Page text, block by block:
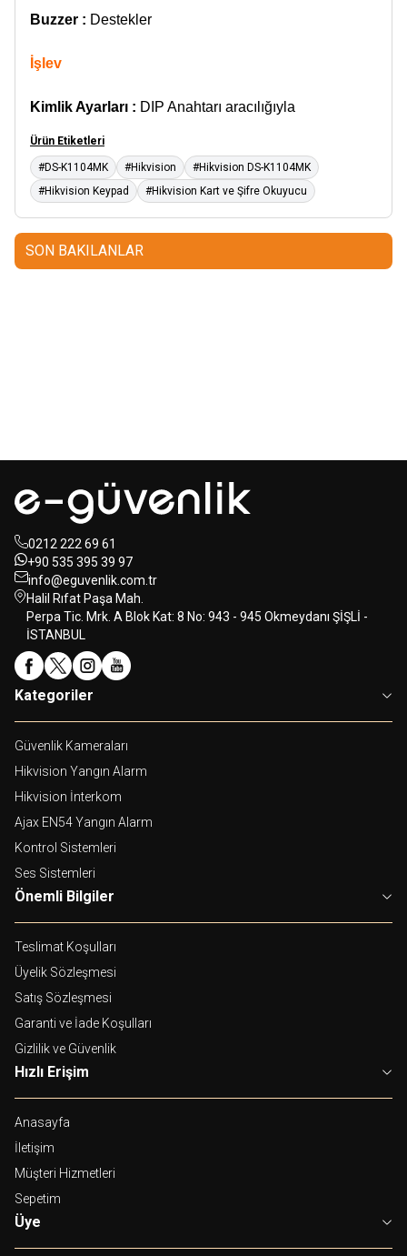
Buzzer : Destekler
İşlev
Kimlik Ayarları : DIP Anahtarı aracılığıyla
Ürün Etiketleri
#DS-K1104MK #Hikvision
#Hikvision DS-K1104MK
#Hikvision Keypad
#Hikvision Kart ve Şifre Okuyucu
SON BAKILANLAR
0212 222 69 61
+90 535 395 39 97
info@eguvenlik.com.tr
Halil Rıfat Paşa Mah.
Perpa Tic. Mrk. A Blok Kat: 8 No: 943 - 945 Okmeydanı ŞİŞLİ -
İSTANBUL
Kategoriler
Güvenlik Kameraları
Hikvision Yangın Alarm
Hikvision İnterkom
Ajax EN54 Yangın Alarm
Kontrol Sistemleri
Ses Sistemleri
Önemli Bilgiler
Teslimat Koşulları
Üyelik Sözleşmesi
Satış Sözleşmesi
Garanti ve İade Koşulları
Gizlilik ve Güvenlik
Hızlı Erişim
Anasayfa
İletişim
Müşteri Hizmetleri
Sepetim
Üye